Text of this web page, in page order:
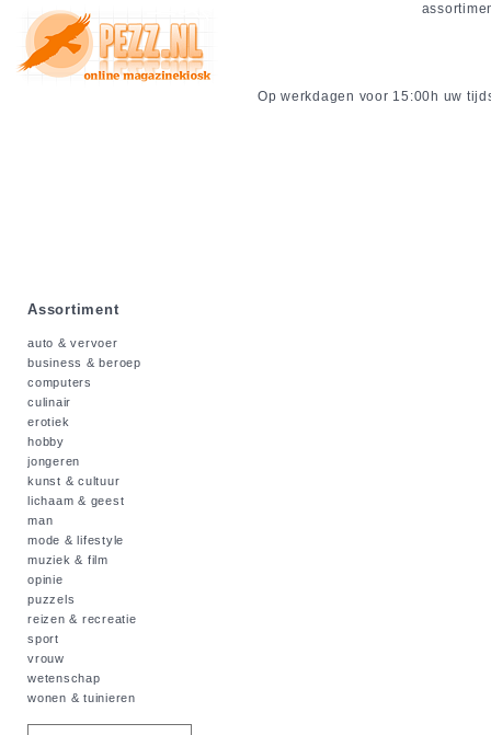
Op werkdagen voor 15:00h uw
Assortiment
auto & vervoer
business & beroep
computers
culinair
erotiek
hobby
jongeren
kunst & cultuur
lichaam & geest
man
mode & lifestyle
muziek & film
opinie
puzzels
reizen & recreatie
sport
vrouw
wetenschap
wonen & tuinieren